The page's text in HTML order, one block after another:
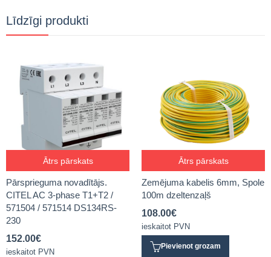
Līdzīgi produkti
Ātrs pārskats
Pārsprieguma novadītājs.
CITEL AC 3-phase T1+T2 /
571504 / 571514 DS134RS-
230
152.00€
ieskaitot PVN
Ātrs pārskats
Zemējuma kabelis 6mm, Spole
100m dzeltenzaļš
108.00€
ieskaitot PVN
Pievienot grozam